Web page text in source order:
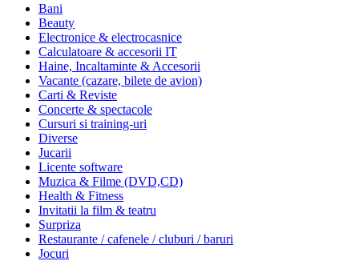
Bani
Beauty
Electronice & electrocasnice
Calculatoare & accesorii IT
Haine, Incaltaminte & Accesorii
Vacante (cazare, bilete de avion)
Carti & Reviste
Concerte & spectacole
Cursuri si training-uri
Diverse
Jucarii
Licente software
Muzica & Filme (DVD,CD)
Health & Fitness
Invitatii la film & teatru
Surpriza
Restaurante / cafenele / cluburi / baruri
Jocuri